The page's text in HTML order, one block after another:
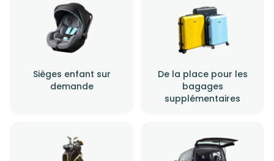
Sièges enfant sur
demande
De la place pour les
bagages
supplémentaires